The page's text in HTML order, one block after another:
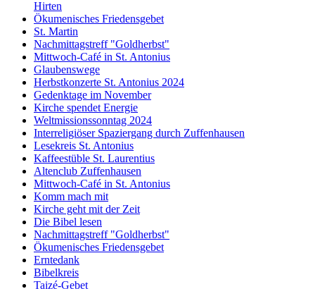
Hirten
Ökumenisches Friedensgebet
St. Martin
Nachmittagstreff "Goldherbst"
Mittwoch-Café in St. Antonius
Glaubenswege
Herbstkonzerte St. Antonius 2024
Gedenktage im November
Kirche spendet Energie
Weltmissionssonntag 2024
Interreligiöser Spaziergang durch Zuffenhausen
Lesekreis St. Antonius
Kaffeestüble St. Laurentius
Altenclub Zuffenhausen
Mittwoch-Café in St. Antonius
Komm mach mit
Kirche geht mit der Zeit
Die Bibel lesen
Nachmittagstreff "Goldherbst"
Ökumenisches Friedensgebet
Erntedank
Bibelkreis
Taizé-Gebet